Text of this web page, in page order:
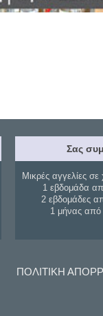
Σας
Μικρές αγγελίες σε
1 εβδομάδα
2 εβδομάδες
1 μήνας
ΠΟΛΙΤΙΚΗ